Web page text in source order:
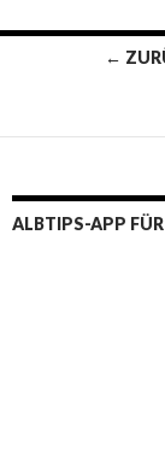
←
ALBTIPS-APP